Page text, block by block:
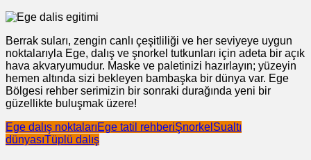
Berrak suları, zengin canlı çeşitliliği ve her seviyeye uygun
noktalarıyla Ege, dalış ve şnorkel tutkunları için adeta bir açık
hava akvaryumudur. Maske ve paletinizi hazırlayın; yüzeyin
hemen altında sizi bekleyen bambaşka bir dünya var. Ege
Bölgesi rehber serimizin bir sonraki durağında yeni bir
güzellikte buluşmak üzere!
Ege dalış noktalarıEge tatil rehberiŞnorkel Sualtı
dünyasıTüplü dalış